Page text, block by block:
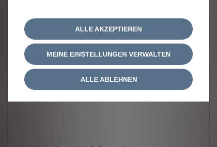
MEINE EINSTELLUNGEN VERWALTEN
ALLE AKZEPTIEREN
ALLE ABLEHNEN